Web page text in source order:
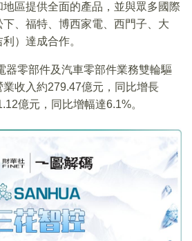
區提供全面的產品，並與眾多國際
、福特、博西家電、西門子、大
）達成合作。
器零部件及汽車零部件業務雙輪驅
收入約279.47億元，同比增長
億元，同比增幅達6.1%。